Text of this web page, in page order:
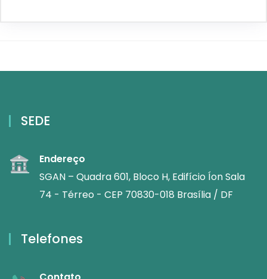
SEDE
Endereço
SGAN – Quadra 601, Bloco H, Edifício Íon Sala
74 - Térreo - CEP 70830-018 Brasília / DF
Telefones